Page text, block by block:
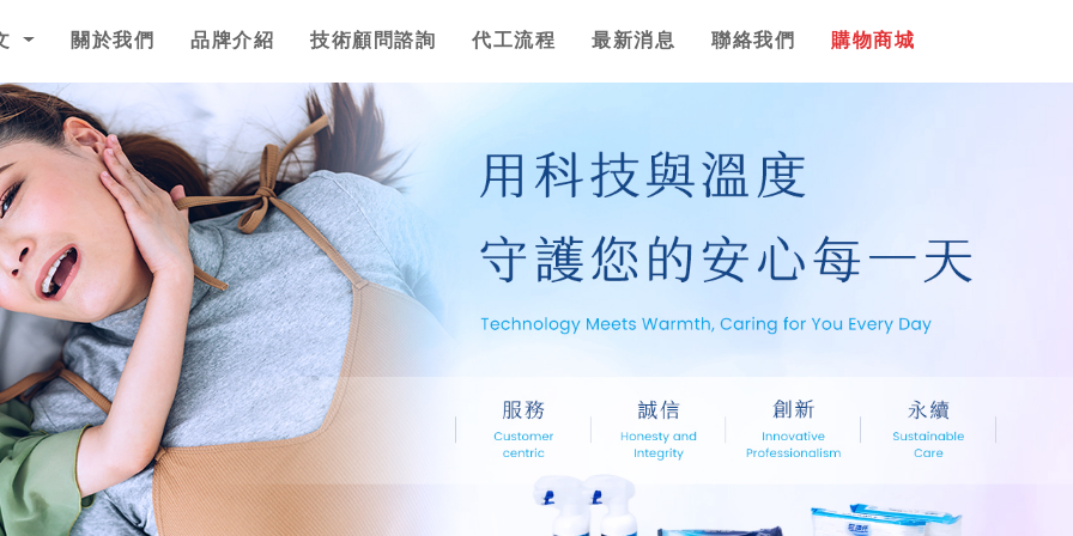
關於我們 品牌介紹 技術顧問諮詢 代工流程 最新消息 聯絡我們 購物商城